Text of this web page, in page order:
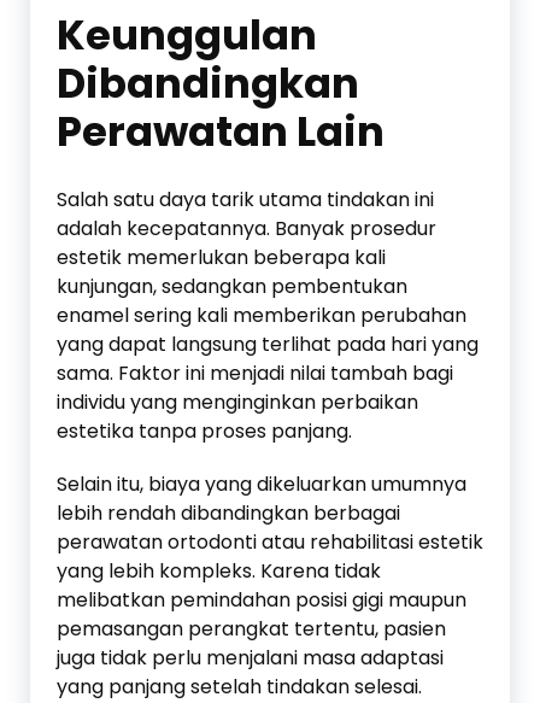
Keunggulan
Dibandingkan
Perawatan Lain
Salah satu daya tarik utama tindakan ini
adalah kecepatannya. Banyak prosedur
estetik memerlukan beberapa kali
kunjungan, sedangkan pembentukan
enamel sering kali memberikan perubahan
yang dapat langsung terlihat pada hari yang
sama. Faktor ini menjadi nilai tambah bagi
individu yang menginginkan perbaikan
estetika tanpa proses panjang.
Selain itu, biaya yang dikeluarkan umumnya
lebih rendah dibandingkan berbagai
perawatan ortodonti atau rehabilitasi estetik
yang lebih kompleks. Karena tidak
melibatkan pemindahan posisi gigi maupun
pemasangan perangkat tertentu, pasien
juga tidak perlu menjalani masa adaptasi
yang panjang setelah tindakan selesai.